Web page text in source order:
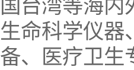
国台湾等海内
生命科学仪器
备、医疗卫生